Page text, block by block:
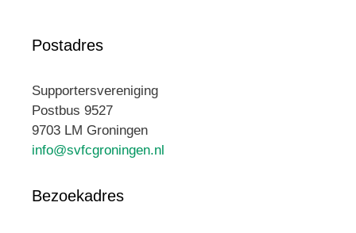
Postadres
Supportersvereniging
Postbus 9527
9703 LM Groningen
info@svfcgroningen.nl
Bezoekadres